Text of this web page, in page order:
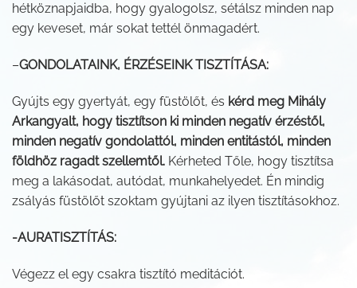
hétköznapjaidba, hogy gyalogolsz, sétálsz minden nap
egy keveset, már sokat tettél önmagadért.
–GONDOLATAINK, ÉRZÉSEINK TISZTÍTÁSA:
Gyújts egy gyertyát, egy füstölőt, és kérd meg Mihály
Arkangyalt, hogy tisztítson ki minden negatív érzéstől,
minden negatív gondolattól, minden entitástól, minden
földhöz ragadt szellemtől. Kérheted Tőle, hogy tisztítsa
meg a lakásodat, autódat, munkahelyedet. Én mindig
zsályás füstölőt szoktam gyújtani az ilyen tisztításokhoz.
-AURATISZTÍTÁS:
Végezz el egy csakra tisztító meditációt.